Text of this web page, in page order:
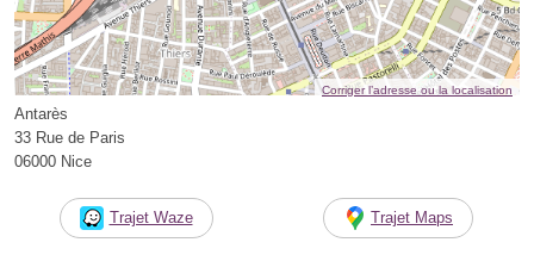
Corriger l’adresse ou la localisation
Antarès
33 Rue de Paris
06000 Nice
Trajet Waze Trajet Maps